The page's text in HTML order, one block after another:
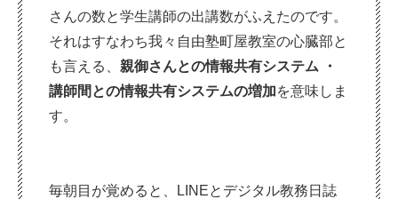
さんの数と学生講師の出講数がふえたのです。
それはすなわち我々自由塾町屋教室の心臓部と
も言える、 親御さんとの情報共有システム ・
講師間との情報共有システムの増加を意味しま
す。
毎朝目が覚めると、LINEとデジタル教務日誌